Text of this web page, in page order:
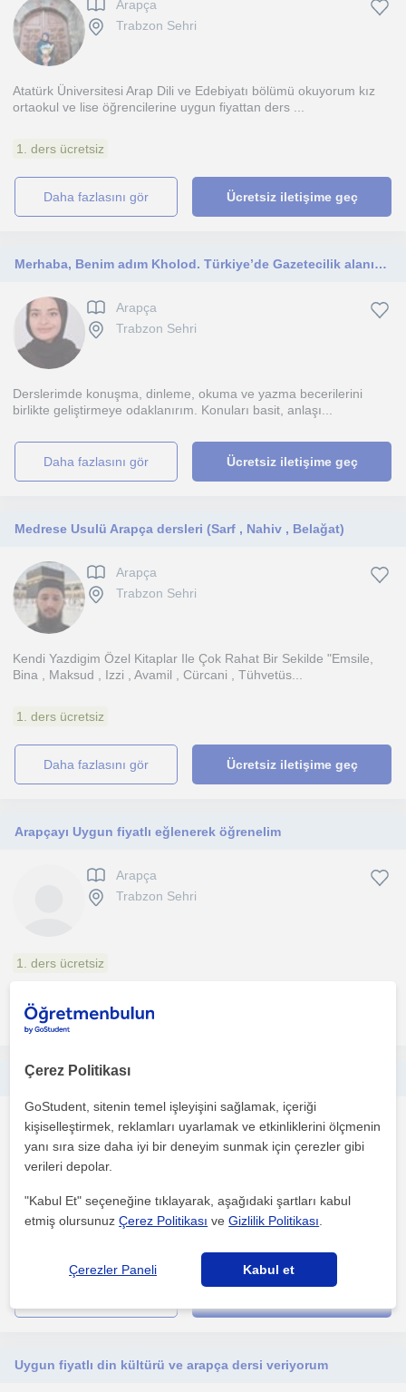
Arapça
Trabzon Sehri
Atatürk Üniversitesi Arap Dili ve Edebiyatı bölümü okuyorum kız
ortaokul ve lise öğrencilerine uygun fiyattan ders ...
1. ders ücretsiz
daha fazlasını gör Ücretsiz iletişime geç
Merhaba, Benim adım Kholod. Türkiye’de Gazetecilik alanında yüksek lisans yapıyorum. Medya ve iletişim alanında akademik bir geçm
Arapça
Trabzon Sehri
Derslerimde konuşma, dinleme, okuma ve yazma becerilerini
birlikte geliştirmeye odaklanırım. Konuları basit, anlaşı...
daha fazlasını gör Ücretsiz iletişime geç
Medrese Usulü Arapça dersleri (Sarf , Nahiv , Belağat)
Arapça
Trabzon Sehri
Kendi Yazdigim Özel Kitaplar Ile Çok Rahat Bir Sekilde "Emsile,
Bina , Maksud , Izzi , Avamil , Cürcani , Tühvetüs...
1. ders ücretsiz
daha fazlasını gör Ücretsiz iletişime geç
Arapçayı Uygun fiyatlı eğlenerek öğrenelim
Arapça
Trabzon Sehri
1. ders ücretsiz
daha fazlasını gör
Her yaştan çoçuğa arapça dersi verilir
Arapça
Trabzon Sehri
Her yaştan çoçuğa arapça dersi verilir .
Uygun fiyatlı din kültürü ve arapça dersi veriyorum
Çerez Politikası
GoStudent, sitenin temel işleyişini sağlamak, içeriği
kişiselleştirmek, reklamları uyarlamak ve etkinliklerini ölçmenin
yanı sıra size daha iyi bir deneyim sunmak için çerezler gibi
verileri depolar.
"Kabul Et" seçeneğine tıklayarak, aşağıdaki şartları kabul
etmiş olursunuzÇerez Politikası veGizlilik Politikası
Çerezler Paneli Kabul et